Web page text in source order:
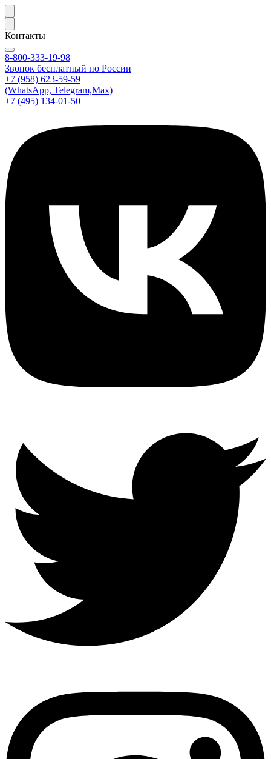
Контакты
8-800-333-19-98
Звонок бесплатный по России
+7 (958) 623-59-59
(WhatsApp, Telegram,Max)
+7 (495) 134-01-50